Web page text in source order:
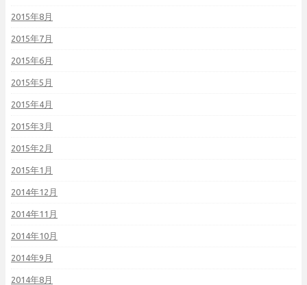
2015年8月
2015年7月
2015年6月
2015年5月
2015年4月
2015年3月
2015年2月
2015年1月
2014年12月
2014年11月
2014年10月
2014年9月
2014年8月